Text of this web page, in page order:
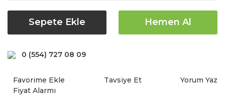
Sepete Ekle Hemen Al
0 (554) 727 08 09
Tavsiye Et
Yorum Yaz
Fiyat Alarmı